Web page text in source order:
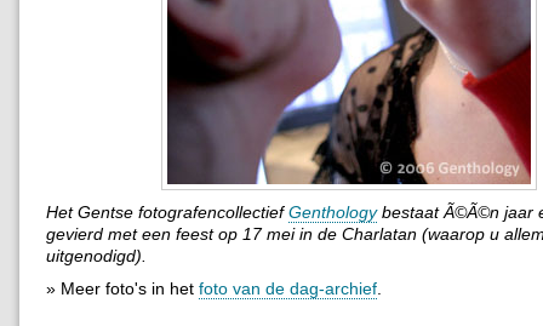
Het Gentse fotografencollectiefGenthologybestaat Ã©Ã©n jaar
gevierd met een feest op 17 mei in de Charlatan (waarop u
uitgenodigd).
» Meer foto's in het foto van de dag-archief